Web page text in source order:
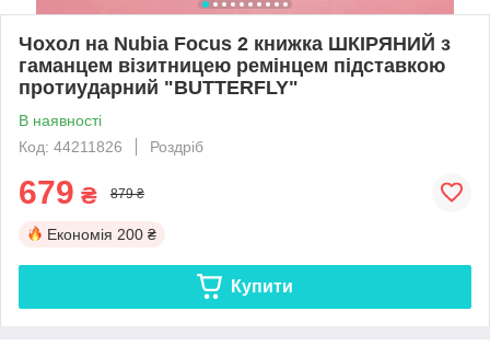
Чохол на Nubia Focus 2 книжка ШКІРЯНИЙ з
гаманцем візитницею ремінцем підставкою
протиударний "BUTTERFLY"
В наявності
Код: 44211826
Роздріб
679 ₴ 879 ₴
Економія 200 ₴
Купити